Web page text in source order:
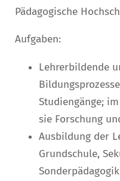
Pädagogische
Aufgaben:
Lehrerbildende
Studiengänge;
sie Forschung
Ausbildung der
Grundschule,
Sonderpädagogik